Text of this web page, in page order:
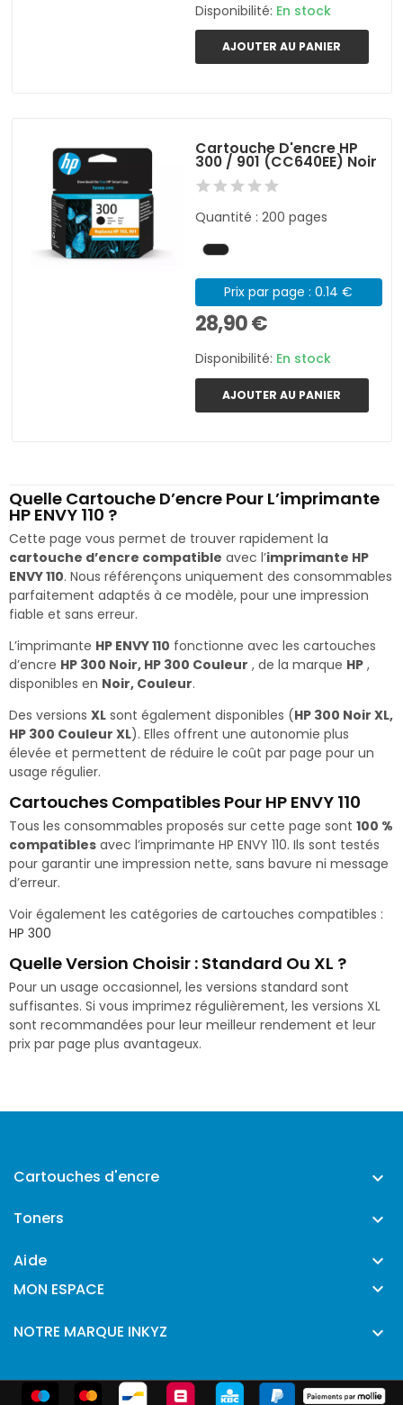
Disponibilité: En stock
AJOUTER AU PANIER
Cartouche D'encre HP
300 / 901 (CC640EE) Noir
Quantité : 200 pages
Prix par page : 0.14 €
28,90 €
Disponibilité: En stock
AJOUTER AU PANIER
Quelle Cartouche D’encre Pour L’imprimante
HP ENVY 110 ?
Cette page vous permet de trouver rapidement la
cartouche d’encre compatible avec l’imprimante HP
ENVY 110. Nous référençons uniquement des consommables
parfaitement adaptés à ce modèle, pour une impression
fiable et sans erreur.
L’imprimante HP ENVY 110 fonctionne avec les cartouches
d’encre HP 300 Noir, HP 300 Couleur , de la marque HP ,
disponibles en Noir, Couleur.
Des versions XL sont également disponibles (HP 300 Noir XL,
HP 300 Couleur XL). Elles offrent une autonomie plus
élevée et permettent de réduire le coût par page pour un
usage régulier.
Cartouches Compatibles Pour HP ENVY 110
Tous les consommables proposés sur cette page sont 100 %
compatibles avec l’imprimante HP ENVY 110. Ils sont testés
pour garantir une impression nette, sans bavure ni message
d’erreur.
Voir également les catégories de cartouches compatibles :
HP 300
Quelle Version Choisir : Standard Ou XL ?
Pour un usage occasionnel, les versions standard sont
suffisantes. Si vous imprimez régulièrement, les versions XL
sont recommandées pour leur meilleur rendement et leur
prix par page plus avantageux.
Cartouches d'encre 
Toners 
Aide 
MON ESPACE 
NOTRE MARQUE INKYZ 